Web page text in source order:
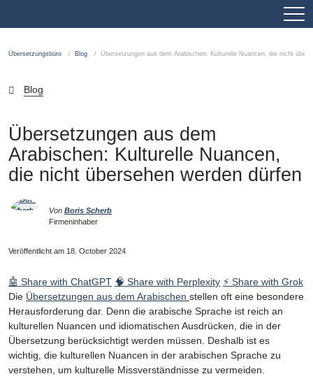
Übersetzungsbüro Blog Übersetzungen aus dem Arabischen: Kulturelle Nuancen, die nicht
Blog
Übersetzungen aus dem
Arabischen: Kulturelle Nuancen,
die nicht übersehen werden dürfen
Von Boris Scherb
Firmeninhaber
Veröffentlicht am 18. October 2024
🤖 Share with ChatGPT 🧠 Share with Perplexity ⚡ Share with Grok
Die Übersetzungen aus dem Arabischen stellen oft eine besondere
Herausforderung dar. Denn die arabische Sprache ist reich an
kulturellen Nuancen und idiomatischen Ausdrücken, die in der
Übersetzung berücksichtigt werden müssen. Deshalb ist es
wichtig, die kulturellen Nuancen in der arabischen Sprache zu
verstehen, um kulturelle Missverständnisse zu vermeiden.